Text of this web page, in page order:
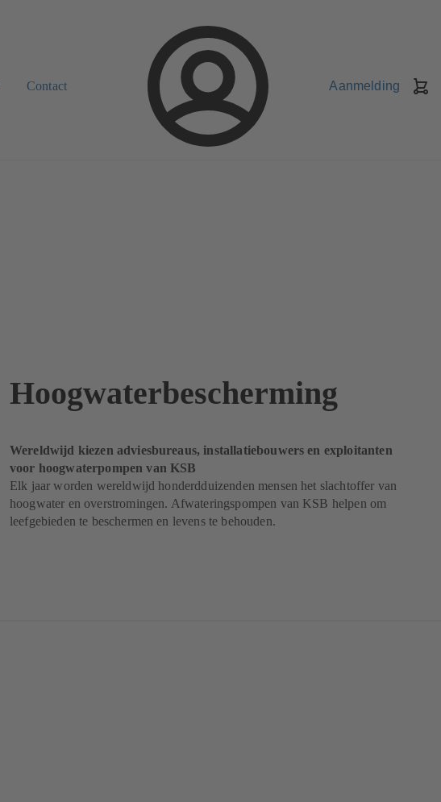
Contact Aanmelding
Hoogwaterbescherming
Wereldwijd kiezen adviesbureaus, installatiebouwers en exploitanten
voor hoogwaterpompen van KSB
Elk jaar worden wereldwijd honderdduizenden mensen het slachtoffer van
hoogwater en overstromingen. Afwateringspompen van KSB helpen om
leefgebieden te beschermen en levens te behouden.